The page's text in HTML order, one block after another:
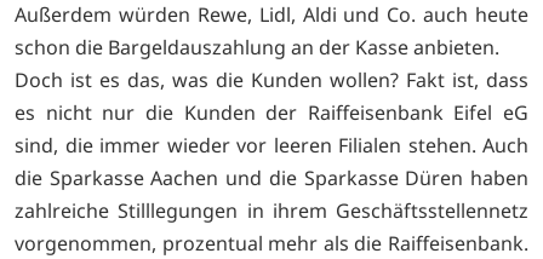
Außerdem würden Rewe, Lidl, Aldi und Co. auch heute
schon die Bargeldauszahlung an der Kasse anbieten.
Doch ist es das, was die Kunden wollen? Fakt ist, dass
es nicht nur die Kunden der Raiffeisenbank Eifel eG
sind, die immer wieder vor leeren Filialen stehen. Auch
die Sparkasse Aachen und die Sparkasse Düren haben
zahlreiche Stilllegungen in ihrem Geschäftsstellennetz
vorgenommen, prozentual mehr als die Raiffeisenbank.